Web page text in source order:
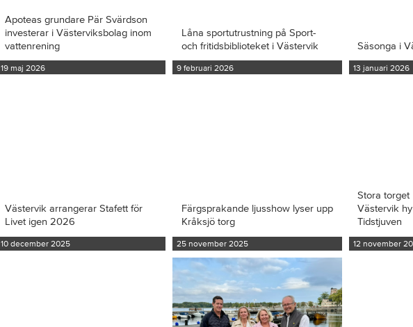
Apoteas grundare Pär Svärdson
investerar i Västerviksbolag inom
vattenrening
19 maj 2026
Låna sportutrustning på Sport-
och fritidsbiblioteket i Västervik
9 februari 2026
Säsonga i
13 januari 2026
Västervik arrangerar Stafett för
Livet igen 2026
10 december 2025
Färgsprakande ljusshow lyser upp
Kråksjö torg
25 november 2025
Stora torget
Västervik
Tidstjuven
12 november